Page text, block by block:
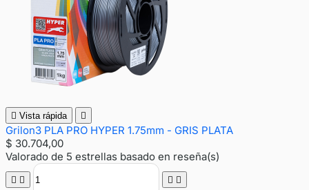
 Vista rápida 
Grilon3 PLA PRO HYPER 1.75mm - GRIS PLATA
$ 30.704,00
Valorado de 5 estrellas basado en reseña(s)
   